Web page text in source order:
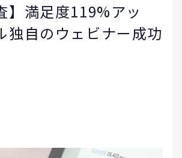
】満足度119%アッ
独自のウェビナー成功